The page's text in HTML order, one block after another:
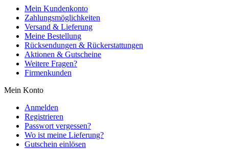
Mein Kundenkonto
Zahlungsmöglichkeiten
Versand & Lieferung
Meine Bestellung
Rücksendungen & Rückerstattungen
Aktionen & Gutscheine
Weitere Fragen?
Firmenkunden
Mein Konto
Anmelden
Registrieren
Passwort vergessen?
Wo ist meine Lieferung?
Gutschein einlösen